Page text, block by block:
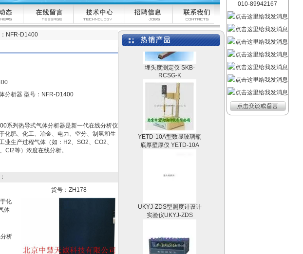
NFR-D1400
分析器 型号：NFR-D1400
系列热导式气体分析器是新一代在线分析仪
化肥、化工、冶金、电力、空分、制氢和生
业生产过程气体（如：H2、SO2、CO2、
Cl2等）浓度在线分析。
货号：ZH178
化
体
析
埋头度测定仪 SKB-
RCSG-K
YETD-10A型数显玻璃瓶
底厚壁厚仪 YETD-10A
实验仪UKYJ-ZDS
010-89942167